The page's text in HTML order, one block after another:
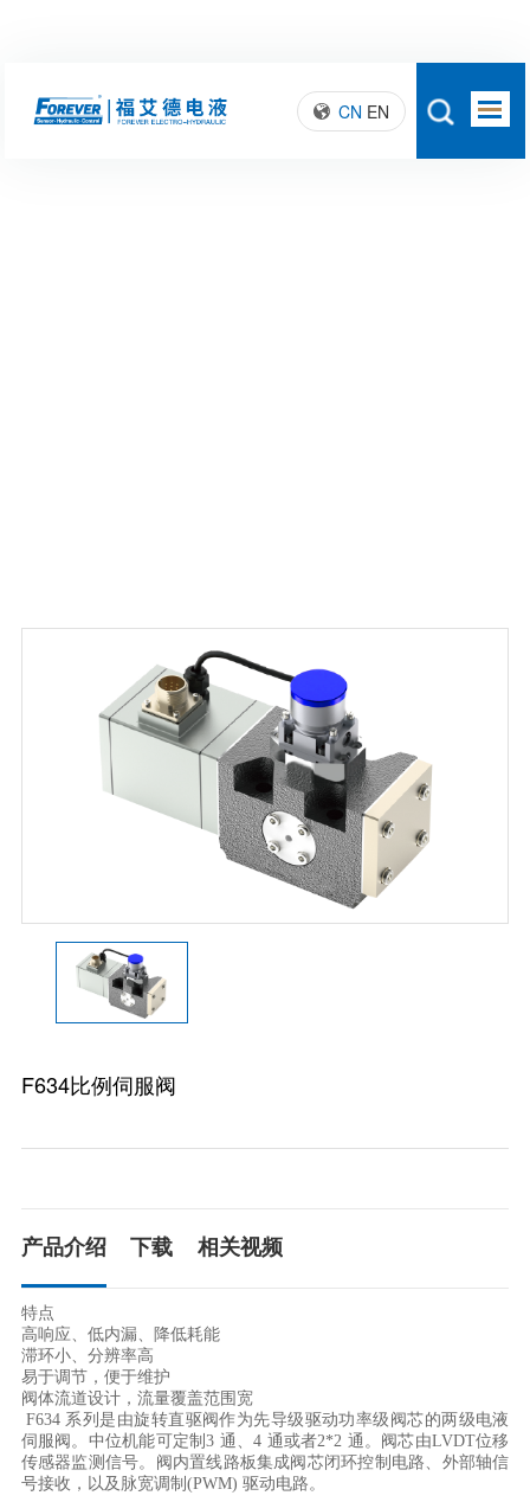
CN EN
F634比例伺服阀
产品介绍 下载 相关视频
特点
高响应、低内漏、降低耗能
滞环小、分辨率高
易于调节，便于维护
阀体流道设计，流量覆盖范围宽
F634 系列是由旋转直驱阀作为先导级驱动功率级阀芯的两级电液
伺服阀。中位机能可定制3 通、4 通或者2*2 通。阀芯由LVDT位移
传感器监测信号。阀内置线路板集成阀芯闭环控制电路、外部轴信
号接收，以及脉宽调制(PWM) 驱动电路。